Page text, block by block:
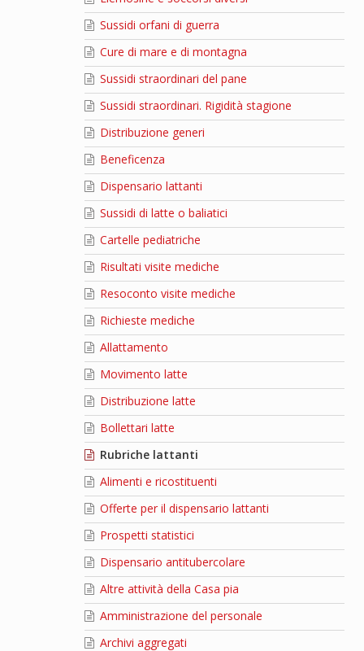
Sussidi orfani di guerra
Cure di mare e di montagna
Sussidi straordinari del pane
Sussidi straordinari. Rigidità stagione
Distribuzione generi
Beneficenza
Dispensario lattanti
Sussidi di latte o baliatici
Cartelle pediatriche
Risultati visite mediche
Resoconto visite mediche
Richieste mediche
Allattamento
Movimento latte
Distribuzione latte
Bollettari latte
Rubriche lattanti
Alimenti e ricostituenti
Offerte per il dispensario lattanti
Prospetti statistici
Dispensario antitubercolare
Altre attività della Casa pia
Amministrazione del personale
Archivi aggregati